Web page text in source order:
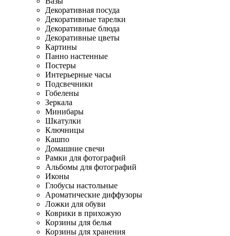
Декоративная посуда
Декоративные тарелки
Декоративные блюда
Декоративные цветы
Картины
Панно настенные
Постеры
Интерьерные часы
Подсвечники
Гобелены
Зеркала
Минибары
Шкатулки
Ключницы
Кашпо
Домашние свечи
Рамки для фотографий
Альбомы для фотографий
Иконы
Глобусы настольные
Ароматические диффузоры
Ложки для обуви
Коврики в прихожую
Корзины для белья
Корзины для хранения